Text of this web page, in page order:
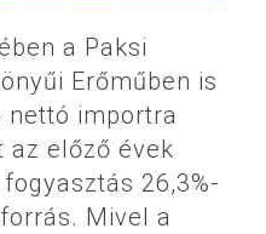
a Paksi
Erőműben is
nettó importra
az előző évek
26,3%-
Mivel a